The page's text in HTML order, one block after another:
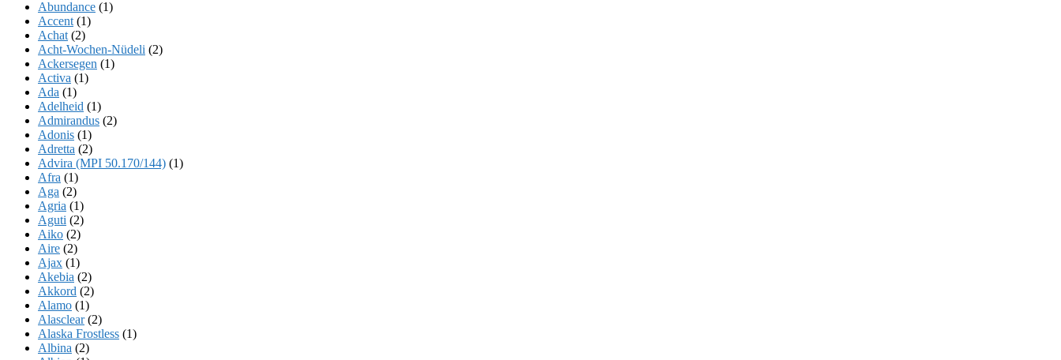
Abundance (1)
Accent (1)
Achat (2)
Acht-Wochen-Nüdeli (2)
Ackersegen (1)
Activa (1)
Ada (1)
Adelheid (1)
Admirandus (2)
Adonis (1)
Adretta (2)
Advira (MPI 50.170/144) (1)
Afra (1)
Aga (2)
Agria (1)
Aguti (2)
Aiko (2)
Aire (2)
Ajax (1)
Akebia (2)
Akkord (2)
Alamo (1)
Alasclear(2)
Alaska Frostless (1)
Albina (2)